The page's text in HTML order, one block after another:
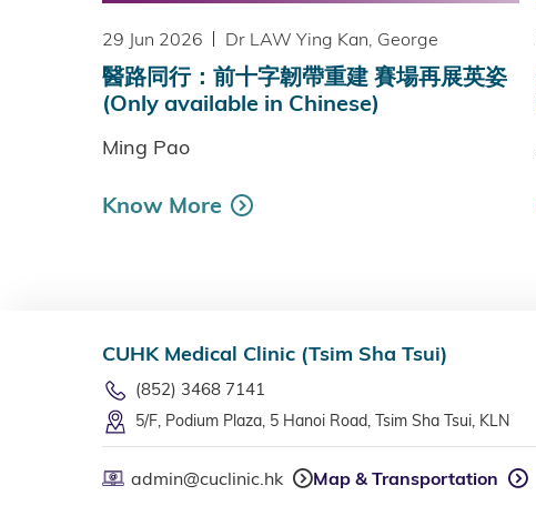
29 Jun 2026 Dr LAW Ying Kan, George
醫路同行：前十字韌帶重建 賽場再展英姿
(Only available in Chinese)
Ming Pao
Know More
CUHK Medical Clinic (Tsim Sha Tsui)
(852) 3468 7141
5/F, Podium Plaza, 5 Hanoi Road, Tsim Sha Tsui, KLN
admin@cuclinic.hk Map & Transportation